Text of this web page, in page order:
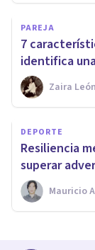
PAREJA
7
identifica
Zaira León
DEPORTE
Resiliencia
superar
Mauricio